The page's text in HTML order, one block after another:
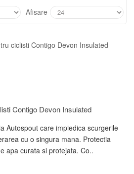
Afisare
Contigo Devon Insulated
Autospout care impiedica scurgerile
cu o singura mana. Protectia
apa curata si protejata. Co..